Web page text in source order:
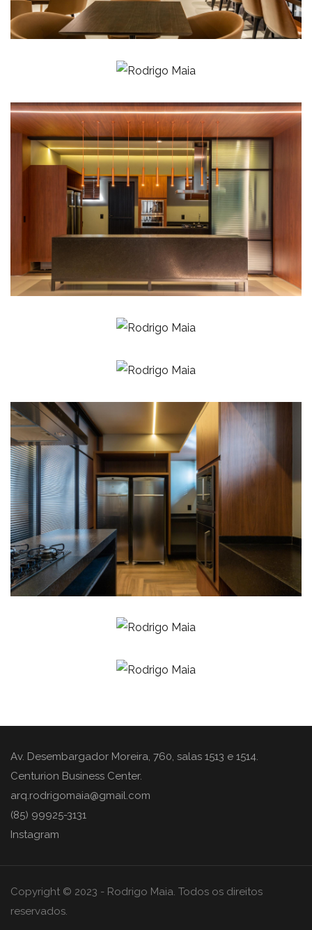
Av. Desembargador Moreira, 760, salas 1513 e 1514.
Centurion Business Center.
arq.rodrigomaia@gmail.com
(85) 99925-3131
Instagram
Copyright © 2023 - Rodrigo Maia. Todos os direitos
reservados.